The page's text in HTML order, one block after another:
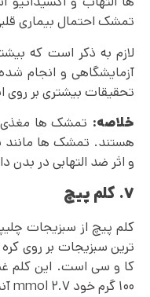
تمشک احتمال بیماری
لازم به ذکر است که
آزمایشگاهی و انجام
تحقیقات بیشتری بر روی
خلاصه: تمشک ها مغذی،
هستند. تمشک ها مانند
و اثر ضد التهابی در بدن
۷. کلم پیچ
کلم پیچ از سبزیجات
ترین سبزیجات بر روی
کا و سی است. این کلم
۱۰۰ گرم خود ۲.۷ mmol آنتی اکسیدان دارد. (